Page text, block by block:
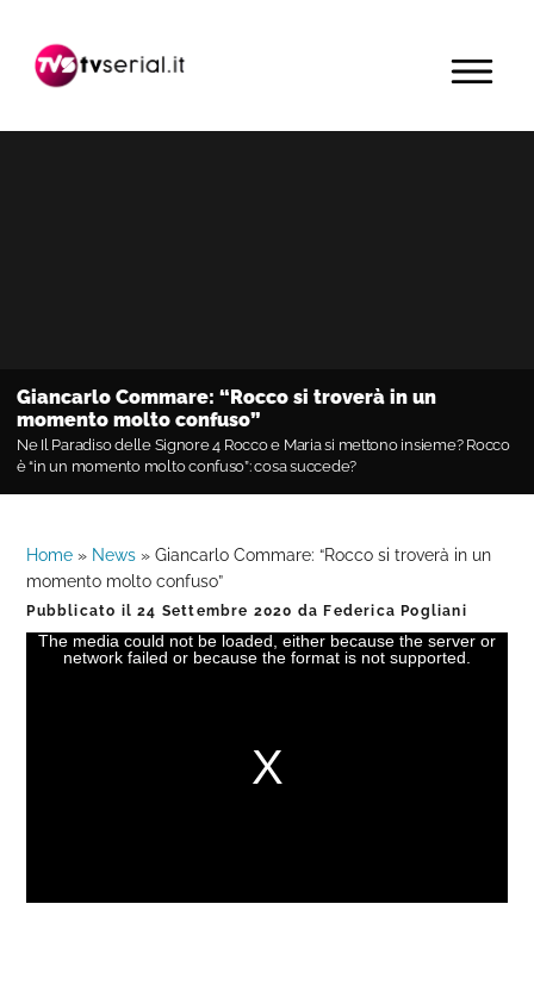
navigazione
contenuto
barra
primaria
MENU
Giancarlo Commare: “Rocco si troverà in un
momento molto confuso”
Ne Il Paradiso delle Signore 4 Rocco e Maria si mettono insieme? Rocco
è “in un momento molto confuso”: cosa succede?
Home » News »Giancarlo Commare: “Rocco si troverà in un
momento molto confuso”
Pubblicato il24 Settembre 2020 da Federica Pogliani
The media could not be loaded, either because the server or
network failed or because the format is not supported.